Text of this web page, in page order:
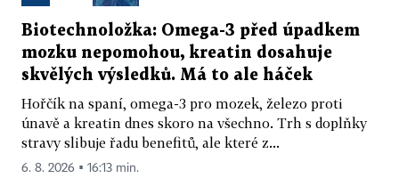
Biotechnoložka: Omega-3 před úpadkem
mozku nepomohou, kreatin dosahuje
skvělých výsledků. Má to ale háček
Hořčík na spaní, omega-3 pro mozek, železo proti
únavě a kreatin dnes skoro na všechno. Trh s doplňky
stravy slibuje řadu benefitů, ale které z...
6. 8. 2026 ▪ 16:13 min.